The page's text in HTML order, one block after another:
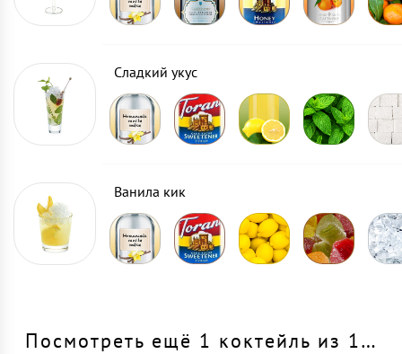
Сладкий укус
Ванила кик
Посмотреть ещё 1 коктейль из 1…